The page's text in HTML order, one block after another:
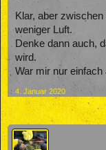
Klar, aber
weniger Luft.
Denke dann auch,
wird.
War mir nur einfach
4. Januar 2020